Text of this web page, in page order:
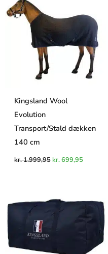
Kingsland Wool
Evolution
Transport/Stald dækken
140 cm
kr.1.999,95 kr.699,95